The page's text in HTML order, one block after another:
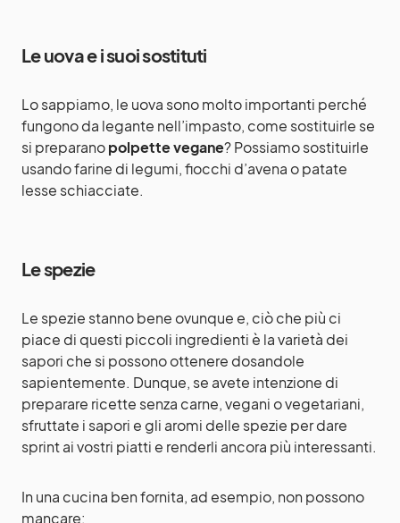
Le uova e i suoi sostituti
Lo sappiamo, le uova sono molto importanti perché
fungono da legante nell’impasto, come sostituirle se
si preparanopolpette vegane? Possiamo sostituirle
usando farine di legumi, fiocchi d’avena o patate
lesse schiacciate.
Le spezie
Le spezie stanno bene ovunque e, ciò che più ci
piace di questi piccoli ingredienti è la varietà dei
sapori che si possono ottenere dosandole
sapientemente. Dunque, se avete intenzione di
preparare ricette senza carne, vegani o vegetariani,
sfruttate i sapori e gli aromi delle spezie per dare
sprint ai vostri piatti e renderli ancora più interessanti.
In una cucina ben fornita, ad esempio, non possono
mancare: